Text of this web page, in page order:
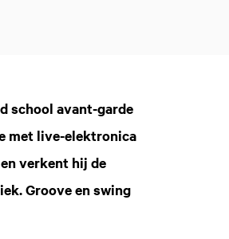
school avant-garde
met live-elektronica
verkent hij de
Groove en swing